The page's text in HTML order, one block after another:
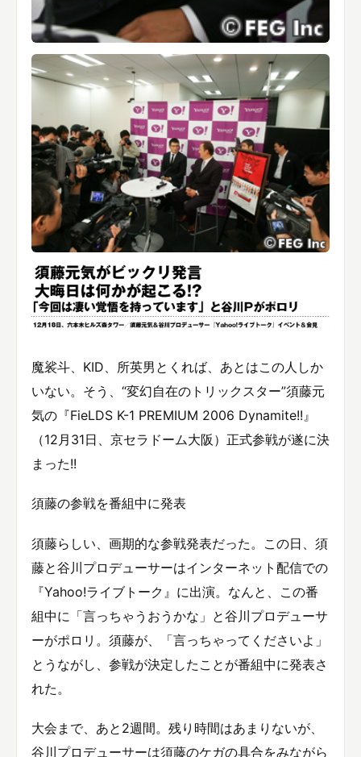
魔裟斗、KID、所英男とくれば、あとはこの人しか
いない。そう、“変幻自在のトリックスター”須藤元
気の『FieLDS K-1 PREMIUM 2006 Dynamite!!』
（12月31日、京セラドーム大阪）正式参戦が遂に決
まった!!
須藤の参戦を番組中に発表
須藤らしい、画期的な参戦発表だった。この日、須
藤と谷川プロデューサーはインターネット配信での
『Yahoo!ライブトーク』に出演。なんと、この番
組中に「言っちゃうおうかな」と谷川プロデューサ
ーがポロリ。須藤が、「言っちゃってくださいよ」
とうながし、参戦が決定したことが番組中に発表さ
れた。
大会まで、あと2週間。残り時間はあまりないが、
谷川プロデューサーは須藤のケガの具合をみながら